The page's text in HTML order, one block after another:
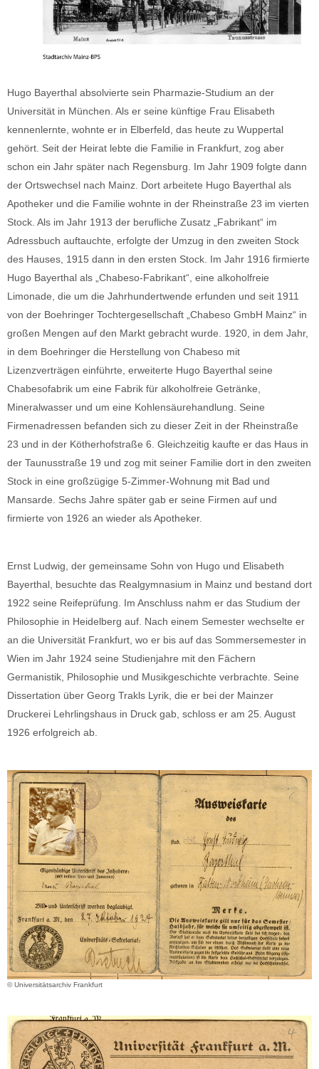
Hugo Bayerthal absolvierte sein Pharmazie-Studium an der
Universität in München. Als er seine künftige Frau Elisabeth
kennenlernte, wohnte er in Elberfeld, das heute zu Wuppertal
gehört. Seit der Heirat lebte die Familie in Frankfurt, zog aber
schon ein Jahr später nach Regensburg. Im Jahr 1909 folgte dann
der Ortswechsel nach Mainz. Dort arbeitete Hugo Bayerthal als
Apotheker und die Familie wohnte in der Rheinstraße 23 im vierten
Stock. Als im Jahr 1913 der berufliche Zusatz „Fabrikant“ im
Adressbuch auftauchte, erfolgte der Umzug in den zweiten Stock
des Hauses, 1915 dann in den ersten Stock. Im Jahr 1916 firmierte
Hugo Bayerthal als „Chabeso-Fabrikant“, eine alkoholfreie
Limonade, die um die Jahrhundertwende erfunden und seit 1911
von der Boehringer Tochtergesellschaft „Chabeso GmbH Mainz“ in
großen Mengen auf den Markt gebracht wurde. 1920, in dem Jahr,
in dem Boehringer die Herstellung von Chabeso mit
Lizenzverträgen einführte, erweiterte Hugo Bayerthal seine
Chabesofabrik um eine Fabrik für alkoholfreie Getränke,
Mineralwasser und um eine Kohlensäurehandlung. Seine
Firmenadressen befanden sich zu dieser Zeit in der Rheinstraße
23 und in der Kötherhofstraße 6. Gleichzeitig kaufte er das Haus in
der Taunusstraße 19 und zog mit seiner Familie dort in den zweiten
Stock in eine großzügige 5-Zimmer-Wohnung mit Bad und
Mansarde. Sechs Jahre später gab er seine Firmen auf und
firmierte von 1926 an wieder als Apotheker.
Ernst Ludwig, der gemeinsame Sohn von Hugo und Elisabeth
Bayerthal, besuchte das Realgymnasium in Mainz und bestand dort
1922 seine Reifeprüfung. Im Anschluss nahm er das Studium der
Philosophie in Heidelberg auf. Nach einem Semester wechselte er
an die Universität Frankfurt, wo er bis auf das Sommersemester in
Wien im Jahr 1924 seine Studienjahre mit den Fächern
Germanistik, Philosophie und Musikgeschichte verbrachte. Seine
Dissertation über Georg Trakls Lyrik, die er bei der Mainzer
Druckerei Lehrlingshaus in Druck gab, schloss er am 25. August
1926 erfolgreich ab.
© Universitätsarchiv Frankfurt